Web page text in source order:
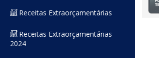
Receitas Extraorçamentárias
Receitas Extraorçamentárias
2024